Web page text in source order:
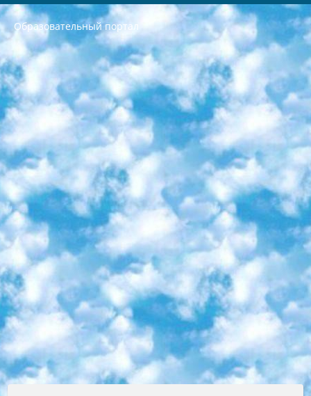
Образовательный портал
РЕСПУБЛИКА УЗБЕКИСТАН МИНИСТРЕРСТВО ДОШКОЛЬНОГО И ШКОЛЬНОГО ОБРАЗОВАНИЯ КОМАНДА в общеобразовательных учреждениях в 2023-2024 учебном году организация и проведение итоговой государственной аттестации обучающихся о Министра дошкольного и школьного образования Республики Узбекистан от 4 марта 2008 года (постановлением Минюста от 20 марта 2008 года № 1778 государственной регистрации) «Итоговое состояние учащихся общего среднего образования на основании положения об утверждении положения об аттестации общего среднего образования выпускной экзамен студентов в образовательных учреждениях в 2023-2024 учебном году В целях организации и прохождения аттестации приказываю: 1. Следующее: перечень предметов, по которым будет проводиться итоговая государственная аттестация и экзамен формы перевода согласно приложению 1; сертификаты международного образца, оценивающие уровень владения иностранными языками перечень согласно приложению 2; 2. Педагогический при специализированных образовательных учреждениях. научно-практический центр квалификации и международной оценки (Д.Давидова) 2024 г. До 25 марта: задания по предметам, по которым будет проводиться итоговая аттестация разработка и утверждение технических условий; итоговая аттестация на основании разработанного предметного задания разработка вопросов по предметам (устно и письменно), экзамен передача; общеобразовательные средние школы и специальные учебные заведения учащиеся выпускных классов школ и интернатов в агентской системе подготовка базы данных экзаменационных материалов и критериев оценки; перевод базы экзаменационных материалов на все языки обучения подать в Республиканский образовательный центр для изготовления; варианты экзаменов на основе разработанных контрольных материалов пусть будут поставлены задачи формирования. 3. Республиканский образовательный центр (Ш.Худайкулов) до 5 апреля 2024 года. до: база данных предоставленных экзаменационных материалов на все языки обучения перевод и экспертиза; для слепых, слабовидящих, глухих, слабослышащих и умственно отсталых детей учащиеся выпускных классов специализированных школ и школ-интернатов база данных экзаменационных материалов на всех преподаваемых языках подготовка критериев оценки; специализированные школы для умственно отсталых детей и технологии для учащихся выпускных классов школ-интернатов разработка соответствующих рекомендаций и критериев проведения ЕГЭ по естествознанию давать задания. 4. Педагогический при специализированных образовательных учреждениях. Научно-практический центр навыков и международной оценки (Д.Давидова), Республика образовательный центр (Худайкулов Ш.) итоговый государственный аттестационный экзамен ориентирован на творческое и логическое мышление при подготовке базы материалов учитывать введение заданий. 5. Следует отметить, что: сертификат государственного образца о знании общеобразовательного предмета и как минимум национальный уровень B1 по предметам на иностранных языках, указанным в Приложении 2. или международно признанный сертификат эквивалентного уровня студенты, изучающие определенный предмет, освобождаются от экзамена; по соответствующим предметам запланирована итоговая государственная аттестация за день до дня, путем жеребьевки Рабочей группой (в письменной форме по предметам, проводимым в форме) из числа сформированных вариантов выбрано 2 варианта; 2 выбранных варианта экзамена анонсированы на официальном сайте министерства и все выпускники по всей стране на основе этих вариантов проводит итоговую государственную аттестацию. 6. Государственное образование учащихся средних общеобразовательных учреждений. знания в соответствии с квалификационными требованиями, которые необходимо приобрести на основании стандартов итоговый (выпускной) контроль для 9 и 11 классов в целях тестирования Экзамены (далее – экзамены) состоят из предметов, перечисленных в приложении 1. будет сделано. 7. Экзамены пройдут с 26 мая по 15 июня 2024 г. (кроме науки физического воспитания). 8. Физическая для учащихся 9 классов общесредних образовательных учреждений. Экзамены по предмету «Образование, квалификация медицина» 1-6 мая 2024 года. сотрудники перевести под присмотр (с отклонениями в физическом или умственном развитии) специализированная школа для детей, школы-интернаты и со сколиозом школы-интернаты санаторного типа для больных детей исключены). 9. Он был слепым, слабовидящим и имел нарушения опорно-двигательного аппарата. экзамены в специализированных школах и интернатах для детей должны проводиться исходя из требований, предъявляемых к общеобразовательным учреждениям (физкультура кроме науки). 10. Специализированная школа для глухих и слабослышащих детей. и экзамены в интернатах и быть реализован в виде письменного теста по математике. 11. Специальность для умственно отсталых детей. Для 9 класса Родной язык и литературное письмо Государственный язык (язык обучения – узбекский). для неклассов) написано Математическое письмо Письменная/устная история Узбекистана Физическое воспитание практично Итоговый контроль Для 11 класса Написание родного языка и литературы (эссе) Математическое письмо Узбекский язык (обучение на узбекском языке) не посещающее общее среднее образование для учреждений)/Образовательное учреждение выбор письменный и устный Иностранный язык письменный/устный Письменная/устная история Узбекистана *По выбору студента:  Химия  Физика  Основы государственного права  География 10 бесплатных образовательных ресурсов - Мы составили подборку онлайн-проектов с интерактивными упражнениями, видеолекциями и статьями. Они помогут вам обрести новые и освежить старые знания бесплатно. 1. «ИНТУИТ» Старейшая образовательная площадка Рунета. Здесь вы найдёте сотни текстовых и видеокурсов на десятки различных тем — от программирования до психологии. Многие курсы подготовлены российскими университетами и крупными международными компаниями вроде Intel и Microsoft. Самостоятельное обучение бесплатное, но желающие могут оплатить услуги персональных наставников. 2. «Смартия» знакомит с актуальными профессиями и подсказывает, как им обучаться. Выбрав заинтересовавшую вас специальность — SMM-специалист, фотограф, веб-дизайнер или другую, — увидите список необходимых для неё умений. Чтобы вы могли освоить их самостоятельно, для каждого умения площадка отображает подборку ссылок на учебные материалы. Хотя «Смартия» ориентируется на русскоязычную аудиторию, часть контента всё же доступна только на английском. 3. «Лекторий Физтеха» Проект Московского физико-технического института (Физтеха). С его помощью вы можете смотреть онлайн серии лекций, записанные на видео в этом вузе. В числе доступных предметов — физика, биология, химия, информационные технологии и другие. К некоторым лекциям администрация ресурса прилагает готовые конспекты, которые можно скачивать в PDF-формате. 4. ITMOcourses Онлайн-площадка Санкт-Петербургского национального исследовательского университета информационных технологий, механики и оптики (ИТМО). Ресурс предоставляет свободный доступ к курсам, разработанным в этом вузе. Каталог материалов разбит на четыре категории: «Оптические системы и технологии», «Приборостроение и робототехника», «Информационные технологии» и «Биотехнологии». Курсы состоят из видеолекций, интерактивных демонстраций и заданий. 5. «КиберЛенинка» Электронная научная библиотека открытого доступа. Каталог площадки регулярно обрастает текстами статей из различных научных изданий. Сгруппированные по журналам и рубрикам публикации можно читать онлайн или скачивать целиком в PDF-формате. Проект нацелен на популяризацию науки за счёт открытого доступа к качественной информации. 6. «ПостНаука» На этом ресурсе публикуют подборки видеолекций, составленные экспертами из разных отраслей и объединённые общими темами. Среди них, к примеру, есть серии «Биоинформатика и геномика», «Культура средневековой Скандинавии» и Cinema Studies о теории кино. Каждая подборка лекций — логически связанная история, рассказанная экспертом от первого лица. Кроме того, на сайте появляются научно-образовательные статьи и тесты на разные темы. 7. «Newочём» Команда проекта «Newочём» отбирает самые интересные тексты из англоязычных СМИ и переводит те из них, за которые голосуют участники сообщества «ВКонтакте». По большей части это научно-популярные статьи. Редакторы придумывают лишь заголовки, в остальном содержание переводов соответствует оригиналам. Полные тексты можно читать прямо в социальной сети. 8. InternetUrok Онлайн-база материалов по основным дисциплинам школьной программы. Информация на сайте структурирована по классам, предметам и темам (урокам). Каждый урок состоит из видеолекций и конспектов. Есть также интерактивные тренажёры и тесты для закрепления пройденного материала. Даже если вы давно окончили школу, возможность повторить программу старших классов всегда может пригодиться. 9. Edutainme Ещё один ресурс об образовании. В отличие от Newtonew, как мне кажется, Edutainme больше ориентируется на представителей индустрии: педагогов, предпринимателей, разработчиков образовательных проектов. Но и любой, кто просто стремится к саморазвитию, найдёт на сайте много полезного и интересного для себя. Например, информацию о новых курсах и образовательных сервисах. 10. Newtonew Онлайн-медиа об образовании и обучении в широком смысле. Авторы Newtonew пишут об инструментах, заведениях, тактиках и стратегиях, которые помогают учить других и получать новые знания самостоятельно. На этой площадке вы найдёте новости, обзоры, аналитические мат